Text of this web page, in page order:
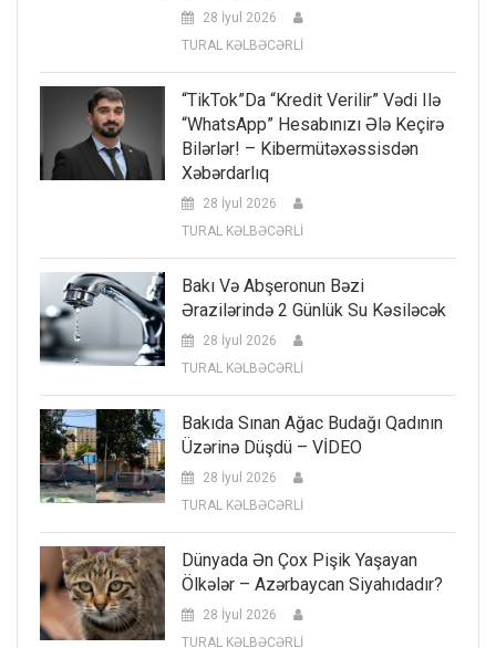
28 İyul 2026
TURAL KƏLBƏCƏRLİ
“TikTok”da “kredit Verilir” Vədi Ilə
“WhatsApp” Hesabınızı Ələ Keçirə
Bilərlər! – Kibermütəxəssisdən
Xəbərdarlıq
28 İyul 2026
TURAL KƏLBƏCƏRLİ
Bakı Və Abşeronun Bəzi
Ərazilərində 2 Günlük Su Kəsiləcək
28 İyul 2026
TURAL KƏLBƏCƏRLİ
Bakıda Sınan Ağac Budağı Qadının
Üzərinə Düşdü – VİDEO
28 İyul 2026
TURAL KƏLBƏCƏRLİ
Dünyada Ən Çox Pişik Yaşayan
Ölkələr – Azərbaycan Siyahıdadır?
28 İyul 2026
TURAL KƏLBƏCƏRLİ